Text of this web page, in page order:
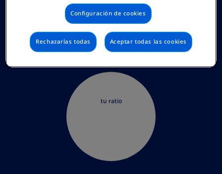
Consideraciones
Saludable: No
requiere
atención
tu ratio
Configuración de cookies
Rechazarlas todas Aceptar todas las cookies